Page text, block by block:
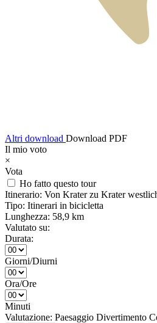
Altri download Download PDF
Il mio voto
×
Vota
Ho fatto questo tour
Itinerario: Von Krater zu Krater
Tipo: Itinerari in bicicletta
Lunghezza: 58,9 km
Valutato su:
Durata:
Giorni/Diurni
Ora/Ore
Minuti
Valutazione: Paesaggio Divertimento